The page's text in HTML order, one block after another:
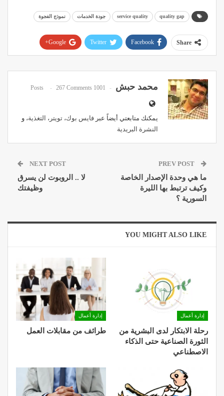
quality gap
service quality جودة الخدمات نموذج الفجوة
Share
Facebook
Twitter
Google+
محمد حبش 1001 Posts
267 Comments
يمكنك متابعتي أيضاً عبر فايس بوك، تويتر ، التغذية، و
النشرة البريدية
ما هي وحدة الإصدار الخاصة
وكيف ترتبط بها الليرة
السورية ؟
NEXT POST
لا .. الروبوت لن يسرق
وظيفتك
YOU MIGHT ALSO LIKE
إدارة أعمال
رحلة الابتكار لدى البشرية من
الثورة الصناعية حتى الذكاء
الاصطناعي
إدارة أعمال
طرائف من مقابلات العمل